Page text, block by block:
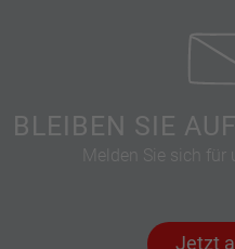
BLEIBEN SIE
Melden Sie sich für
Jetzt